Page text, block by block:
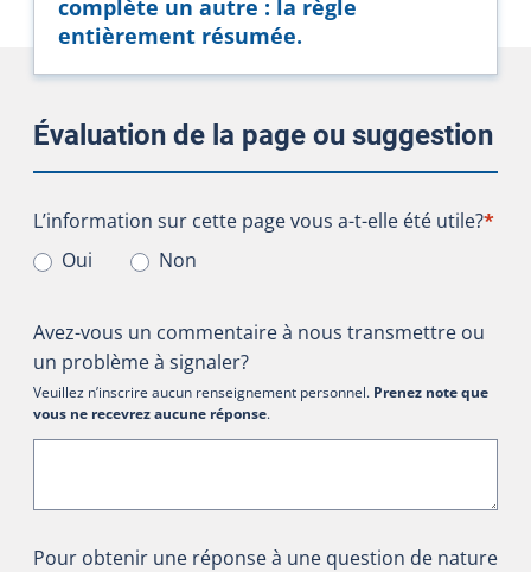
complète un autre : la règle
entièrement résumée.
Évaluation de la page ou suggestion
L’information sur cette page vous a-t-elle été utile?
L’information sur cette page vous a-t-elle été utile?*
Oui
Non
Avez-vous un commentaire à nous transmettre ou
un problème à signaler?
Veuillez n’inscrire aucun renseignement personnel. Prenez note que
vous ne recevrez aucune réponse.
Pour obtenir une réponse à une question de nature